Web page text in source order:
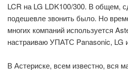
LCR на LG LDK100/300. В общем,
подешевле звонить было. Но
многих компаний используется
настраиваю УПАТС Panasonic, LG
В Астериске, всем известно, вся